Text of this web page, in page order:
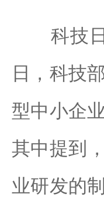
科技日
日，科技
型中小企
其中提到
业研发的